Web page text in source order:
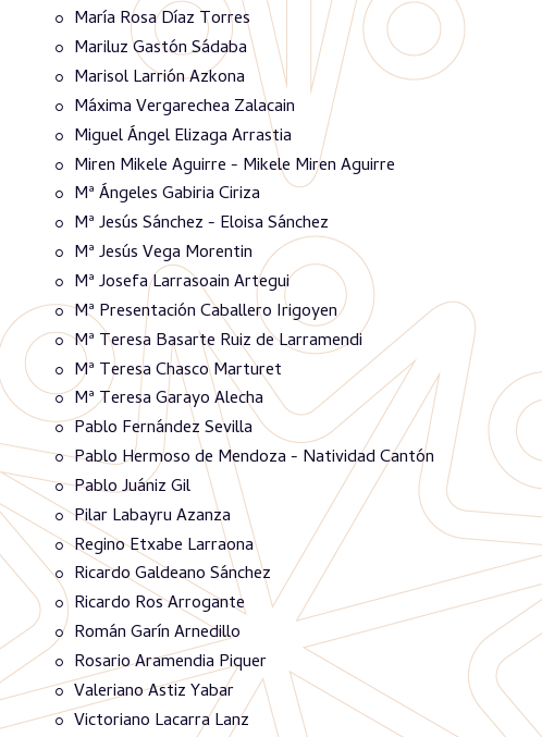
María Rosa Díaz Torres
Mariluz Gastón Sádaba
Marisol Larrión Azkona
Máxima Vergarechea Zalacain
Miguel Ángel Elizaga Arrastia
Miren Mikele Aguirre - Mikele Miren Aguirre
Mª Ángeles Gabiria Ciriza
Mª Jesús Sánchez - Eloisa Sánchez
Mª Jesús Vega Morentin
Mª Josefa Larrasoain Artegui
Mª Presentación Caballero Irigoyen
Mª Teresa Basarte Ruiz de Larramendi
Mª Teresa Chasco Marturet
Mª Teresa Garayo Alecha
Pablo Fernández Sevilla
Pablo Hermoso de Mendoza - Natividad Cantón
Pablo Juániz Gil
Pilar Labayru Azanza
Regino Etxabe Larraona
Ricardo Galdeano Sánchez
Ricardo Ros Arrogante
Román Garín Arnedillo
Rosario Aramendia Piquer
Valeriano Astiz Yabar
Victoriano Lacarra Lanz